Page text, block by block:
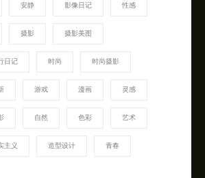
安静 影像日记 性感
摄影 摄影美图
日记 时尚 时尚摄影
游戏 漫画 灵感
自然 色彩 艺术
主义 造型设计 青春